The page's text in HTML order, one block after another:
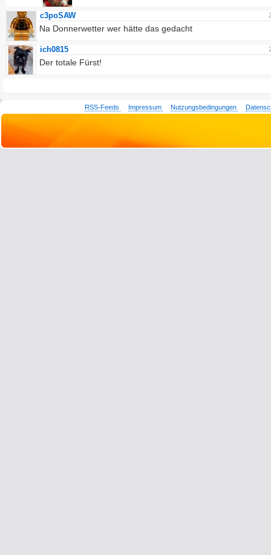
c3poSAW
Na Donnerwetter wer hätte das gedacht
ich0815
Der totale Fürst!
RSS-Feeds Impressum Nutzungsbedingungen